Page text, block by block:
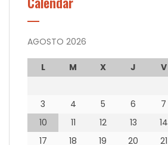
AGOSTO 2026
L M X J V
3
4 5 6 7
10
11 12 13 14
17
18 19 20 21